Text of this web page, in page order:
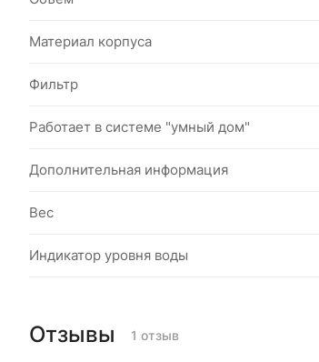
Материал корпуса
Фильтр
Работает в системе "умный дом"
Дополнительная информация
Вес
Индикатор уровня воды
Отзывы 1 отзыв